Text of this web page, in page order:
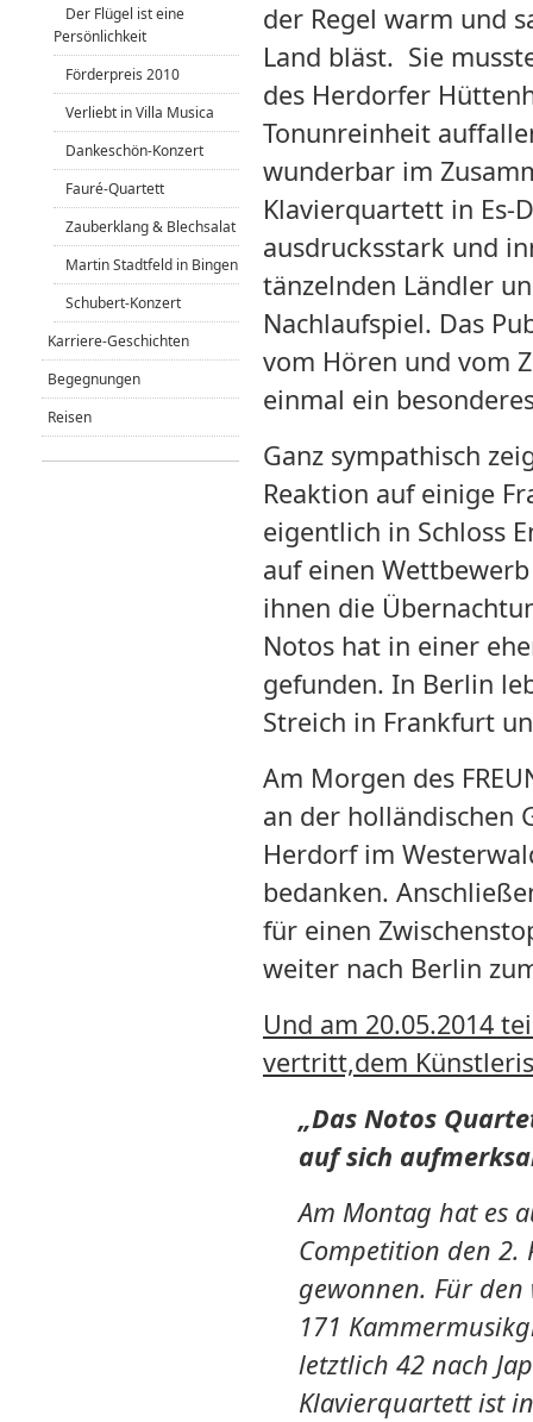
der Regel warm und
Land bläst. Sie
des Herdorfer
Tonunreinheit
wunderbar im
Klavierquartett in Es-
ausdrucksstark und
tänzelnden Ländler
Nachlaufspiel. Das
vom Hören und vom
einmal ein
Ganz sympathisch
Reaktion auf einige
eigentlich in Schloss
auf einen
ihnen die
Notos hat in einer
gefunden. In Berlin
Streich in Frankfurt
Am Morgen des
an der holländischen
Herdorf im
bedanken.
für einen
weiter nach Berlin
Und am 20.05.2014
vertritt,dem
„Das Notos
auf sich
Am Montag hat es
Competition den 2.
gewonnen. Für
171
letztlich 42 nach
Klavierquartett ist
Der Flügel ist eine
Persönlichkeit
Förderpreis 2010
Verliebt in Villa Musica
Dankeschön-Konzert
Fauré-Quartett
Zauberklang & Blechsalat
Martin Stadtfeld in Bingen
Schubert-Konzert
Karriere-Geschichten
Begegnungen
Reisen